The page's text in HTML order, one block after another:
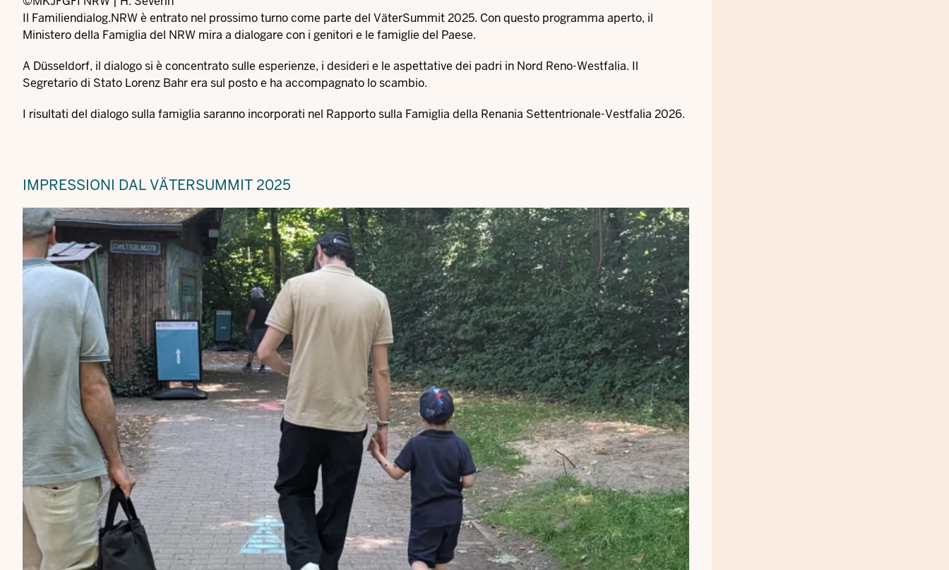
Il Familiendialog.NRW è entrato nel prossimo turno come parte del VäterSummit 2025. Con questo programma aperto, il
Ministero della Famiglia del NRW mira a dialogare con i genitori e le famiglie del Paese.
A Düsseldorf, il dialogo si è concentrato sulle esperienze, i desideri e le aspettative dei padri in Nord Reno-Westfalia. Il
Segretario di Stato Lorenz Bahr era sul posto e ha accompagnato lo scambio.
I risultati del dialogo sulla famiglia saranno incorporati nel Rapporto sulla Famiglia della Renania Settentrionale-Vestfalia 2026.
IMPRESSIONI DAL VÄTERSUMMIT 2025